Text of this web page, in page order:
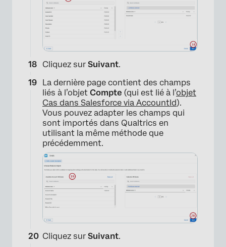
Cliquez sur Suivant.
La dernière page contient des champs
liés à l’objet Compte (qui est lié à l’objet
Cas dans Salesforce via AccountId).
Vous pouvez adapter les champs qui
sont importés dans Qualtrics en
utilisant la même méthode que
précédemment.
Cliquez sur Suivant.